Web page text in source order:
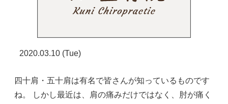
2020.03.10 (Tue)
四十肩・五十肩は有名で皆さんが知っているものです
ね。 しかし最近は、肩の痛みだけではなく、肘が痛く